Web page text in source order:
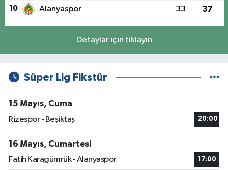
10 Alanyaspor 33 37
Detaylar için tıklayın
Süper Lig Fikstür
15 Mayıs, Cuma
Rizespor - Beşiktaş
20:00
16 Mayıs, Cumartesi
Fatih Karagümrük - Alanyaspor
17:00